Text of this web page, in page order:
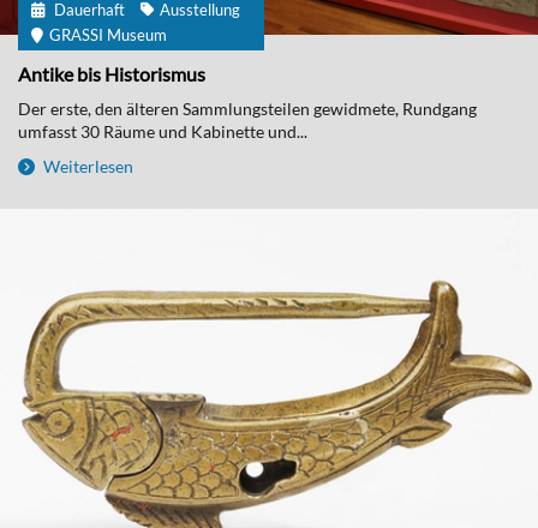
Dauerhaft
Ausstellung
GRASSI Museum
Antike bis Historismus
Der erste, den älteren Sammlungsteilen gewidmete, Rundgang
umfasst 30 Räume und Kabinette und...
Weiterlesen